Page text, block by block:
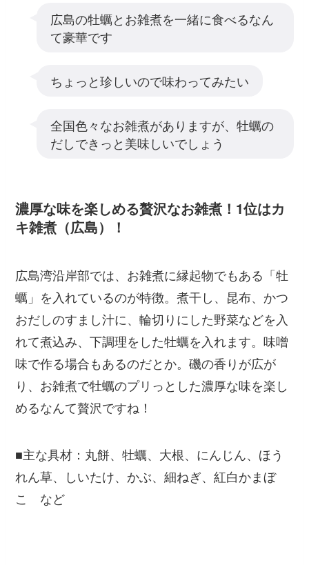
広島の牡蠣とお雑煮を一緒に食べるなん
て豪華です
ちょっと珍しいので味わってみたい
全国色々なお雑煮がありますが、牡蠣の
だしできっと美味しいでしょう
濃厚な味を楽しめる贅沢なお雑煮！1位はカ
キ雑煮（広島）！
広島湾沿岸部では、お雑煮に縁起物でもある「牡
蠣」を入れているのが特徴。煮干し、昆布、かつ
おだしのすまし汁に、輪切りにした野菜などを入
れて煮込み、下調理をした牡蠣を入れます。味噌
味で作る場合もあるのだとか。磯の香りが広が
り、お雑煮で牡蠣のプリっとした濃厚な味を楽し
めるなんて贅沢ですね！
■主な具材：丸餅、牡蠣、大根、にんじん、ほう
れん草、しいたけ、かぶ、細ねぎ、紅白かまぼ
こ など